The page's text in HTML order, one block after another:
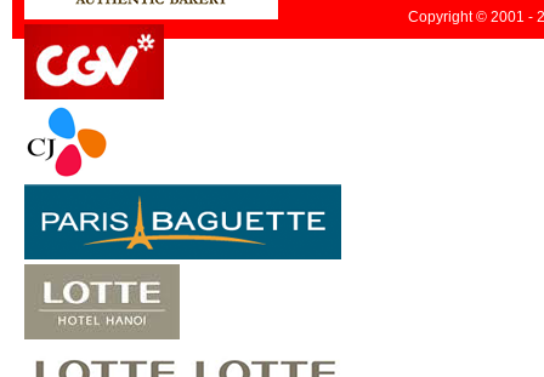
Copyright © 2001 -